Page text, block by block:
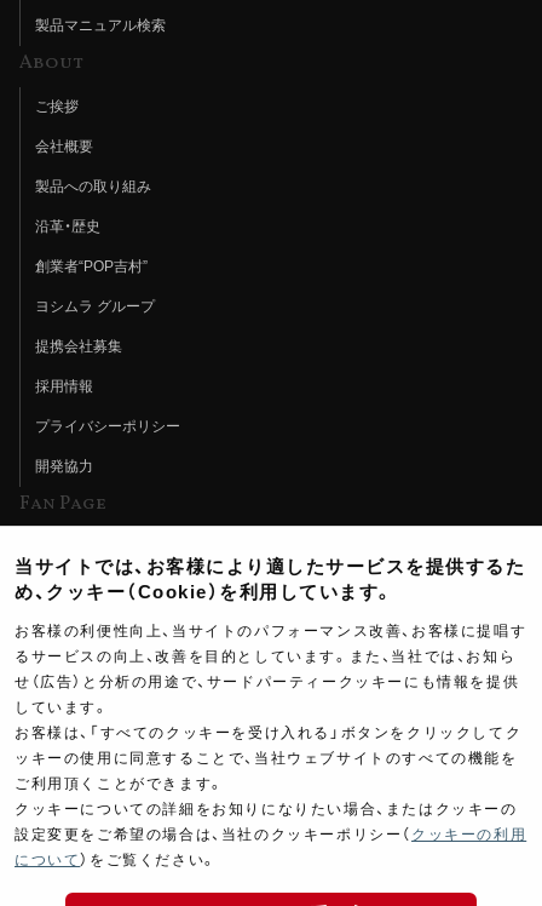
製品マニュアル検索
About
ご挨拶
会社概要
製品への取り組み
沿革・歴史
創業者“POP吉村”
ヨシムラ グループ
提携会社募集
採用情報
プライバシーポリシー
開発協力
Fan Page
ヨシムラTV
イベント情報
イベントスケジュール
ツーリングブレイクタイム
製品ポスター
当サイトでは、お客様により適したサービスを提供するた
め、クッキー（Cookie）を利用しています。
お客様の利便性向上、当サイトのパフォーマンス改善、お客様に提唱す
るサービスの向上、改善を目的としています。また、当社では、お知ら
せ（広告）と分析の用途で、サードパーティークッキーにも情報を提供
しています。
お客様は、「すべてのクッキーを受け入れる」ボタンをクリックしてク
ッキーの使用に同意することで、当社ウェブサイトのすべての機能を
ご利用頂くことができます。
クッキーについての詳細をお知りになりたい場合、またはクッキーの
設定変更をご希望の場合は、当社のクッキーポリシー（ クッキーの利用
について ）をご覧ください。